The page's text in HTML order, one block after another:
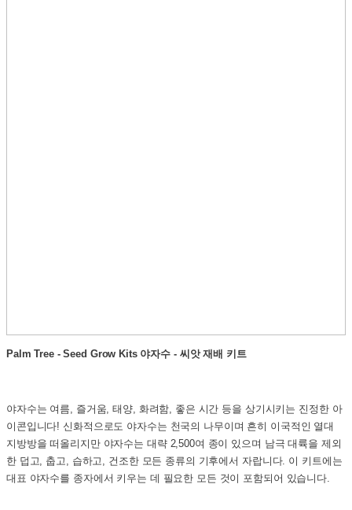
Palm Tree - Seed Grow Kits 야자수 - 씨앗 재배 키트
야자수는 여름, 즐거움, 태양, 화려함, 좋은 시간 등을 상기시키는 진정한 아
이콘입니다! 신화적으로도 야자수는 천국의 나무이며 흔히 이국적인 열대
지방방을 떠올리지만 야자수는 대략 2,500여 종이 있으며 남극 대륙을 제외
한 덥고, 춥고, 습하고, 건조한 모든 종류의 기후에서 자랍니다. 이 키트에는
대표 야자수를 종자에서 키우는 데 필요한 모든 것이 포함되어 있습니다.